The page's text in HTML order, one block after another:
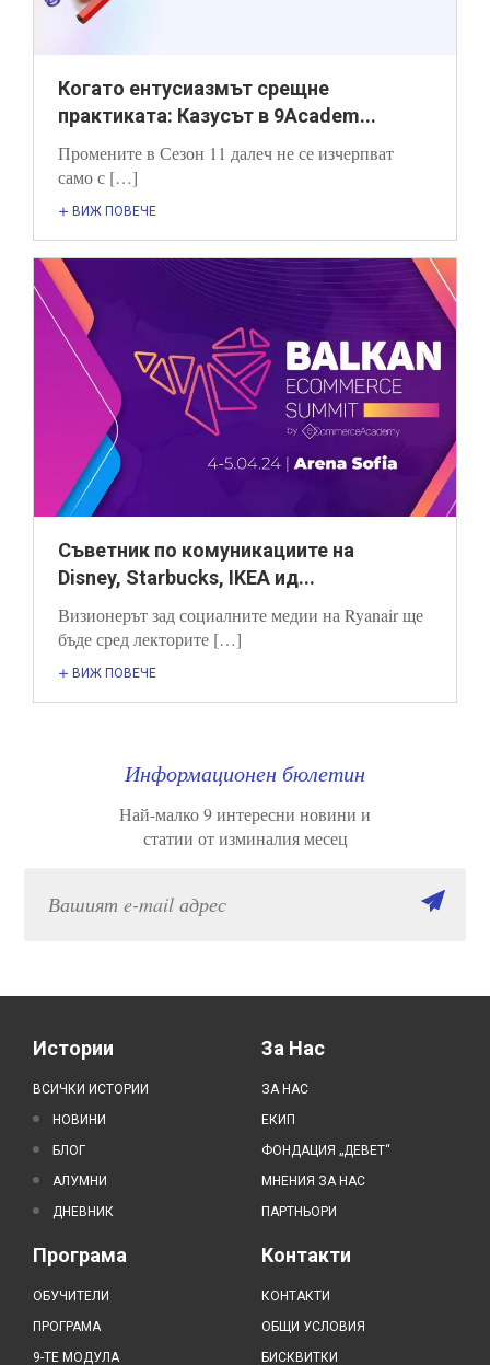
Когато ентусиазмът срещне
практиката: Казусът в 9Academ...
Промените в Сезон 11 далеч не се изчерпват
само с […]
ВИЖ ПОВЕЧЕ
Съветник по комуникациите на
Disney, Starbucks, IKEA ид...
Визионерът зад социалните медии на Ryanair ще
бъде сред лекторите […]
ВИЖ ПОВЕЧЕ
Информационен бюлетин
Най-малко 9 интересни новини и
статии от изминалия месец
Истории
ВСИЧКИ ИСТОРИИ
НОВИНИ
БЛОГ
АЛУМНИ
ДНЕВНИК
За Нас
ЗА НАС
ЕКИП
ФОНДАЦИЯ „ДЕВЕТ“
МНЕНИЯ ЗА НАС
ПАРТНЬОРИ
Програма
ОБУЧИТЕЛИ
ПРОГРАМА
9-ТЕ МОДУЛА
Контакти
КОНТАКТИ
ОБЩИ УСЛОВИЯ
БИСКВИТКИ